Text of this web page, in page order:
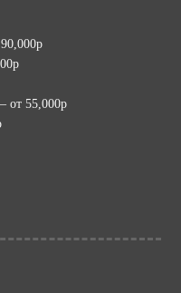
от 55,000р